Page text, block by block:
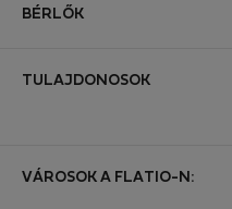
Csatlakozzon a Digitális
BÉRLŐK
StayProtection bérlőknek
TULAJDONOSOK
Hirdesse meg ingatlanát
VÁROSOK A FLATIO-N: